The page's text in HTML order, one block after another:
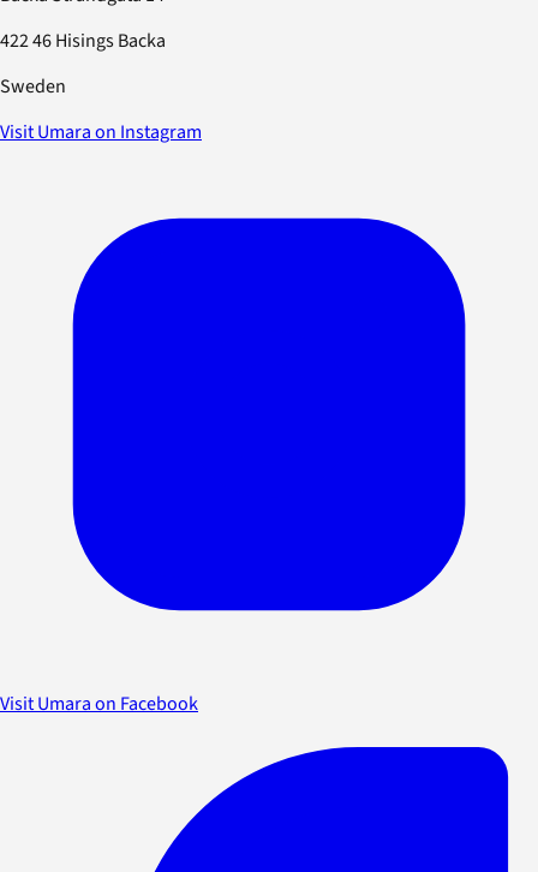
422 46 Hisings Backa
Sweden
Visit Umara on Instagram
Visit Umara on Facebook